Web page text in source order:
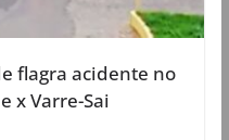
flagra acidente no
x Varre-Sai